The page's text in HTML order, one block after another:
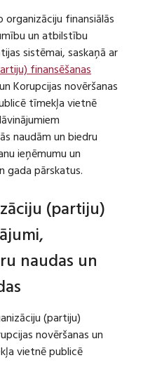
finansiālās
un atbilstību
sistēmai, saskaņā ar
finansēšanas
Korupcijas novēršanas
tīmekļa vietnē
naudām un biedru
ieņēmumu un
gada pārskatus.
(partiju)
naudas un
(partiju)
novēršanas un
vietnē publicē